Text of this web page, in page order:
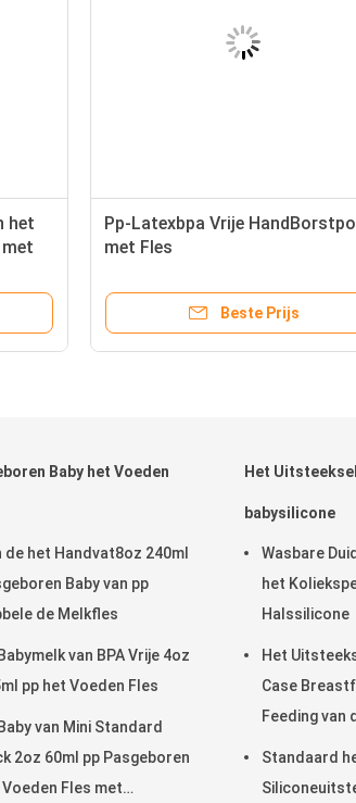
het
met
Pp-Latexbpa Vrije
met Fles
Beste Prijs
Baby het Voeden
de het Handvat8oz 240ml
Baby van pp
de Melkfles
van BPA Vrije 4oz
pp het Voeden Fles
van Mini Standard
2oz 60ml pp Pasgeboren
Voeden Fles met
Het
babysilicone
Wasbare
het
Halssilicone
Het
Case
Feeding van
Standaard